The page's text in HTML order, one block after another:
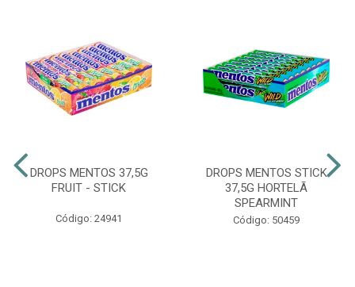
DROPS MENTOS 37,5G
FRUIT - STICK
Código: 24941
DROPS MENTOS STICK
37,5G HORTELÃ
SPEARMINT
Código: 50459